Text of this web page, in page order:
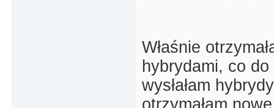
Właśnie
hybrydami, co
wysłałam
otrzymałam